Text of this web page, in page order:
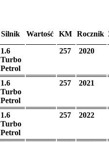
Silnik Wartość KM Rocznik
1.6
Turbo
Petrol
257 2020
1.6
Turbo
Petrol
257 2021
1.6
Turbo
Petrol
257 2022